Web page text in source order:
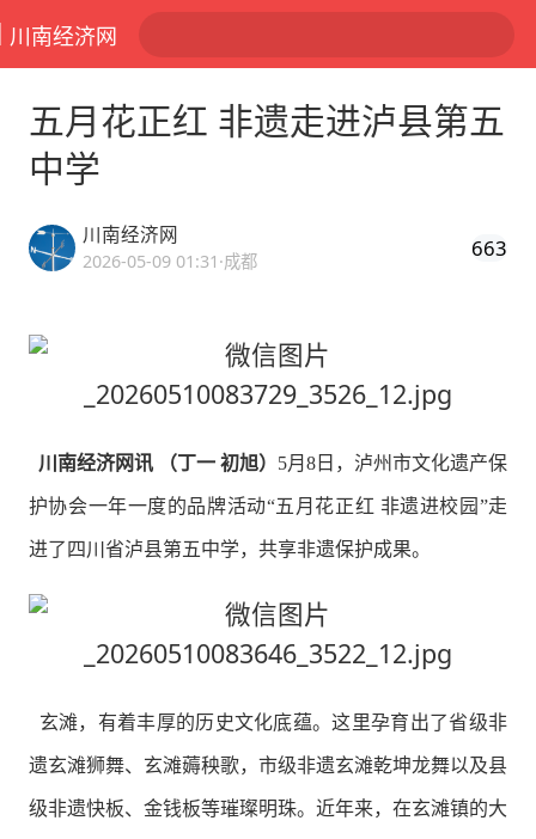
川南经济网
五月花正红 非遗走进泸县第五
中学
川南经济网
2026-05-09 01:31 ·成都 663
川南经济网讯 （丁一 初旭） 5月8日，泸州市文化遗产保
护协会一年一度的品牌活动“五月花正红 非遗进校园”走
进了四川省泸县第五中学，共享非遗保护成果。
玄滩，有着丰厚的历史文化底蕴。这里孕育出了省级非
遗玄滩狮舞、玄滩薅秧歌，市级非遗玄滩乾坤龙舞以及县
级非遗快板、金钱板等璀璨明珠。近年来，在玄滩镇的大